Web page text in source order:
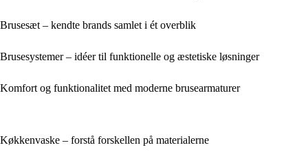
Brusesæt – kendte brands samlet i ét overblik
Brusesystemer – idéer til funktionelle og æstetiske løsninger
Komfort og funktionalitet med moderne brusearmaturer
Køkkenvaske – forstå forskellen på materialerne